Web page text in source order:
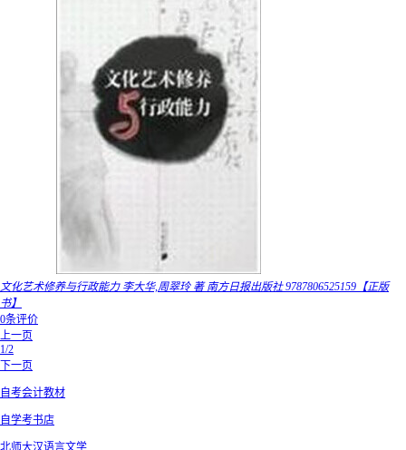
文化艺术修养与行政能力 李大华,周翠玲 著 南方日报出版社 9787806525159【正版
书】
0条评价
上一页
1/2
下一页
自考会计教材
自学考书店
北师大汉语言文学